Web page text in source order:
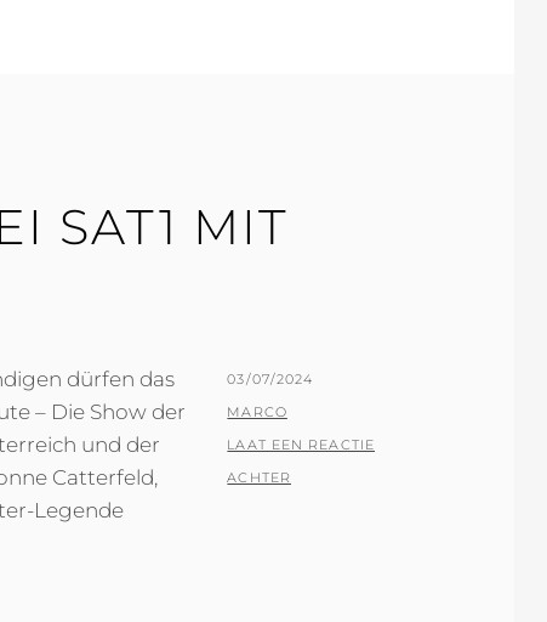
SAT1 MIT
dürfen das
– Die Show der
und der
Catterfeld,
Legende
GEPLAATST
OP
03/07/2024
BY
MARCO
LAAT EEN REACTIE
ACHTER